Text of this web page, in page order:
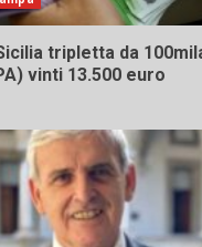
tripletta da
vinti 13.500 euro